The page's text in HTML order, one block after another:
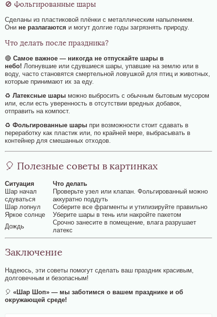
🚫 Фольгированные шары
Сделаны из пластиковой плёнки с металлическим напылением.
Они не разлагаются и могут долгие годы загрязнять природу.
Что делать после праздника?
🔴 Самое важное — никогда не отпускайте шары в
небо! Лопнувшие или сдувшиеся шары, упавшие на землю или в
воду, часто становятся смертельной ловушкой для птиц и животных,
которые принимают их за еду.
♻️ Латексные шары можно выбросить с обычным бытовым мусором
или, если есть уверенность в отсутствии вредных добавок,
отправить на компост.
♻️ Фольгированные шары при возможности стоит сдавать в
переработку как пластик или, по крайней мере, выбрасывать в
контейнер для смешанных отходов.
🎈 Полезные советы в картинках
Ситуация
Что делать
Шар начал
сдуваться
Проверьте узел или клапан. Фольгированный можно
аккуратно поддуть
Шар лопнул
Соберите все фрагменты и утилизируйте правильно
Яркое солнце
Уберите шары в тень или накройте пакетом
Дождь
Срочно занесите в помещение, влага разрушает
латекс
Заключение
Надеюсь, эти советы помогут сделать ваш праздник красивым,
долговечным и безопасным!
🎈 «Шар Шоп» — мы заботимся о вашем празднике и об
окружающей среде!